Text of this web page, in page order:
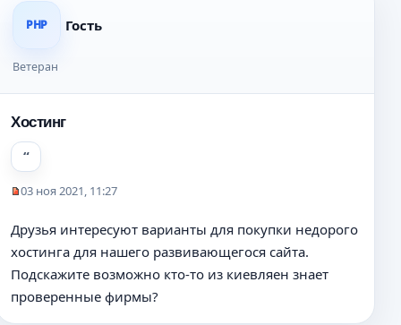
PHP Гость
Ветеран
Хостинг
п
р
о
и
03 ноя 2021, 11:27
Друзья интересуют варианты для покупки недорого
хостинга для нашего развивающегося сайта.
Подскажите возможно кто-то из киевляен знает
проверенные фирмы?